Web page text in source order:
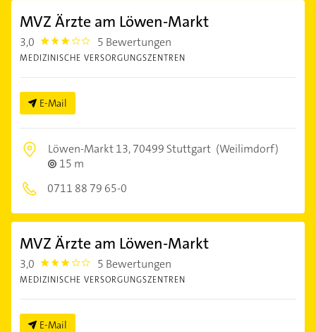
MVZ Ärzte am Löwen-Markt
3,0 3.0 5 Bewertungen
MEDIZINISCHE VERSORGUNGSZENTREN
E-Mail
Löwen-Markt 13,70499 Stuttgart (Weilimdorf)
15 m
0711 88 79 65-0
MVZ Ärzte am Löwen-Markt
3,0 3.0 5 Bewertungen
MEDIZINISCHE VERSORGUNGSZENTREN
E-Mail